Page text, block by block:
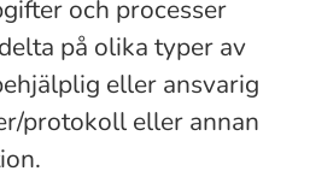
och processer
på olika typer av
eller ansvarig
protokoll eller annan